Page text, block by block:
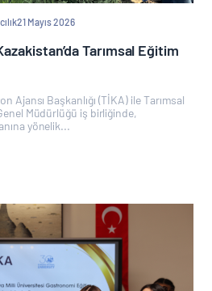
21 Mayıs 2026
Tarımsal Eğitim
Ajansı Başkanlığı (TİKA) ile Tarımsal
Müdürlüğü iş birliğinde,
yönelik...